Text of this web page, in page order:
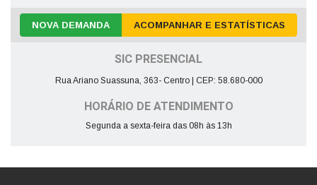
NOVA DEMANDA ACOMPANHAR E ESTATÍSTICAS
SIC PRESENCIAL
Rua Ariano Suassuna, 363- Centro | CEP: 58.680-000
HORÁRIO DE ATENDIMENTO
Segunda a sexta-feira das 08h às 13h